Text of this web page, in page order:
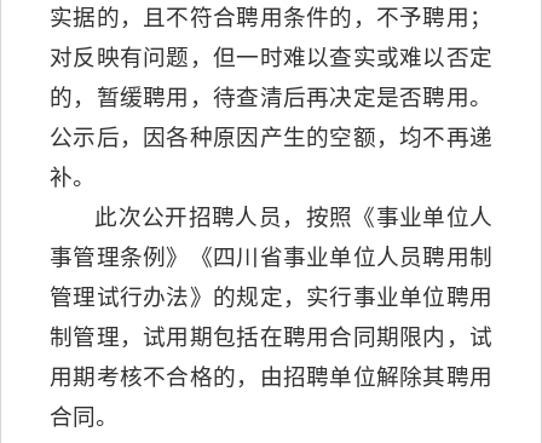
实据的，且不符合聘用条件的，不予聘用；
对反映有问题，但一时难以查实或难以否定
的，暂缓聘用，待查清后再决定是否聘用。
公示后，因各种原因产生的空额，均不再递
补。
此次公开招聘人员，按照《事业单位人
事管理条例》《四川省事业单位人员聘用制
管理试行办法》的规定，实行事业单位聘用
制管理，试用期包括在聘用合同期限内，试
用期考核不合格的，由招聘单位解除其聘用
合同。